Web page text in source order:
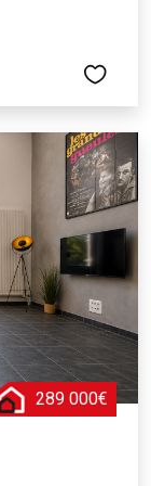
qui saura vous
289 000€